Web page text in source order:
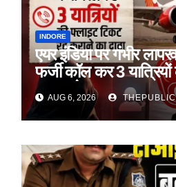
INDORE
एयर इंडिया पर गंभीर
फर्जी कॉल कर 3
रद्द कराने का दावा,
हुई कार्रवाई
AUG 6, 2026